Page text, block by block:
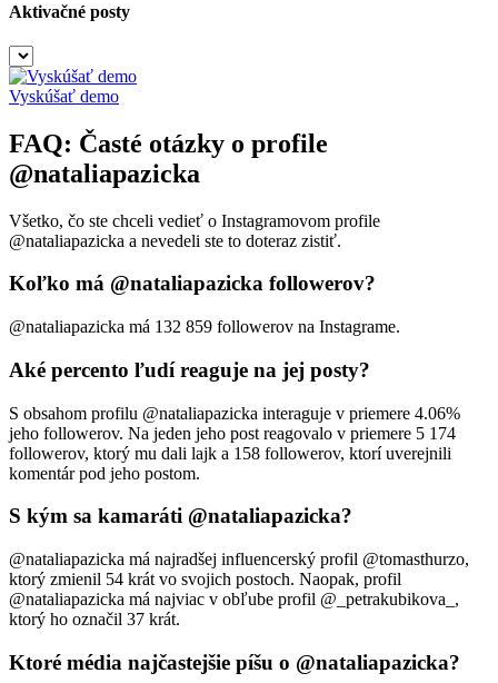
Aktivačné posty
Vyskúšať demo
FAQ: Časté otázky o profile
@nataliapazicka
Všetko, čo ste chceli vedieť o Instagramovom profile
@nataliapazicka a nevedeli ste to doteraz zistiť.
Koľko má @nataliapazicka followerov?
@nataliapazicka má 132 859 followerov na Instagrame.
Aké percento ľudí reaguje na jej posty?
S obsahom profilu @nataliapazicka interaguje v priemere 4.06%
jeho followerov. Na jeden jeho post reagovalo v priemere 5 174
followerov, ktorý mu dali lajk a 158 followerov, ktorí uverejnili
komentár pod jeho postom.
S kým sa kamaráti @nataliapazicka?
@nataliapazicka má najradšej influencerský profil @tomasthurzo,
ktorý zmienil 54 krát vo svojich postoch. Naopak, profil
@nataliapazicka má najviac v obľube profil @_petrakubikova_,
ktorý ho označil 37 krát.
Ktoré média najčastejšie píšu o @nataliapazicka?